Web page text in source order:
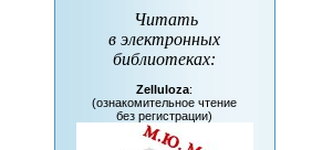
Читать
в электронных
библиотеках:
Zelluloza:
(ознакомительное чтение
без регистрации)